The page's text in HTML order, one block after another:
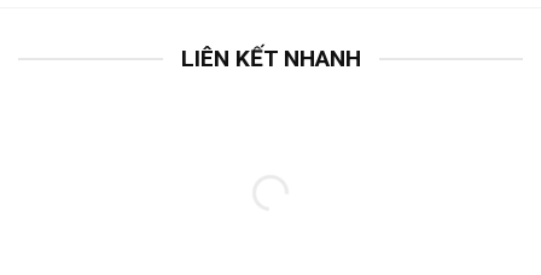
LIÊN KẾT NHANH